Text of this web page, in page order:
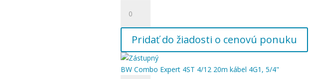
BW
Combo
Expert
4ST
4/10
20m
Pridať do žiadosti o cenovú ponuku
BW Combo Expert 4ST 4/12 20m kábel 4G1, 5/4"